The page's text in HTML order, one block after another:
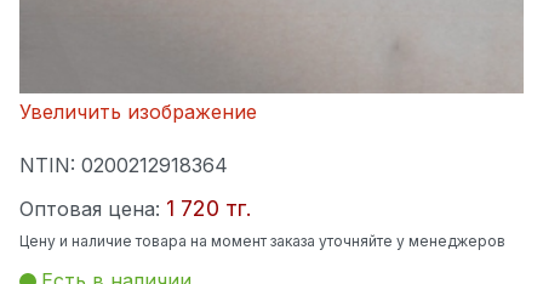
Увеличить изображение
NTIN: 0200212918364
Оптовая цена: 1 720 тг.
Цену и наличие товара на момент заказа уточняйте у менеджеров